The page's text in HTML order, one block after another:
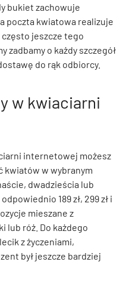
bukiet zachowuje
poczta kwiatowa realizuje
jeszcze tego
zadbamy o każdy szczegół
do rąk odbiorcy.
w kwiaciarni
internetowej możesz
kwiatów w wybranym
dwadzieścia lub
189 zł, 299 zł i
mieszane z
lub róż. Do każdego
z życzeniami,
był jeszcze bardziej